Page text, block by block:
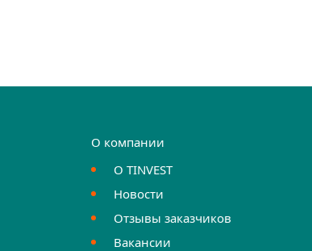
О компании
О TINVEST
Новости
Отзывы заказчиков
Вакансии